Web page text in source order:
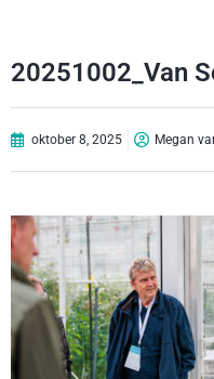
20251002_Van
oktober 8, 2025 Megan